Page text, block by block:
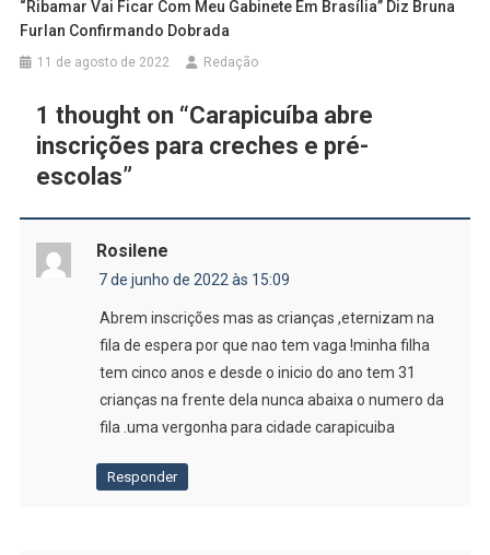
“Ribamar Vai Ficar Com Meu Gabinete Em Brasília” Diz Bruna
Furlan Confirmando Dobrada
11 de agosto de 2022 Redação
1 thought on “Carapicuíba abre
inscrições para creches e pré-
escolas”
Rosilene
7 de junho de 2022 às 15:09
Abrem inscrições mas as crianças ,eternizam na
fila de espera por que nao tem vaga !minha filha
tem cinco anos e desde o inicio do ano tem 31
crianças na frente dela nunca abaixa o numero da
fila .uma vergonha para cidade carapicuiba
Responder